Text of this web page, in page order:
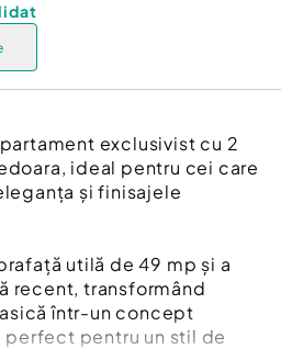
exclusivist cu 2
ideal pentru cei care
și finisajele
utilă de 49 mp și a
recent, transformând
într-un concept
pentru un stil de